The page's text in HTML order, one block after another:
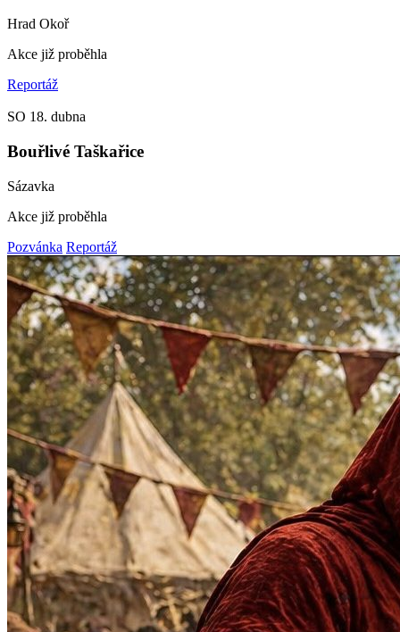
Hrad Okoř
Akce již proběhla
Reportáž
SO 18. dubna
Bouřlivé Taškařice
Sázavka
Akce již proběhla
Pozvánka Reportáž